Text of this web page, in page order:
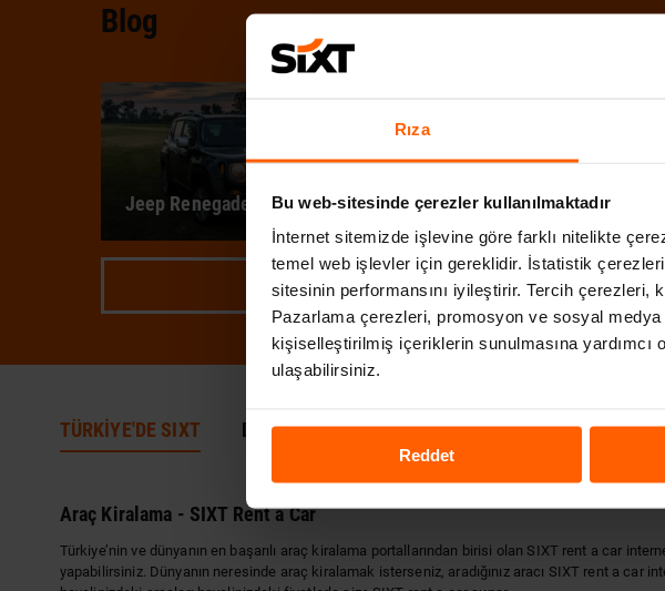
Rıza
Bu web-sitesinde çerezler kullanılmaktadır
İnternet sitemizde işlevine göre farklı nitelikte
temel web işlevler için gereklidir. İstatistik
sitesinin performansını iyileştirir. Tercih çerezleri,
Pazarlama çerezleri, promosyon ve sosyal
kişiselleştirilmiş içeriklerin sunulmasına yardımcı
ulaşabilirsiniz.
Reddet
Blog
Jeep Renegade İncelemesi
DEVAMI
Mercedes-
TÜRKİYE'DE SIXT DÜNYA'DA SIXT
Araç Kiralama - SIXT Rent a Car
Türkiye’nin ve dünyanın en başarılı araç kiralama portallarından birisi olan SIXT rent a car
yapabilirsiniz. Dünyanın neresinde araç kiralamak isterseniz, aradığınız aracı SIXT rent a